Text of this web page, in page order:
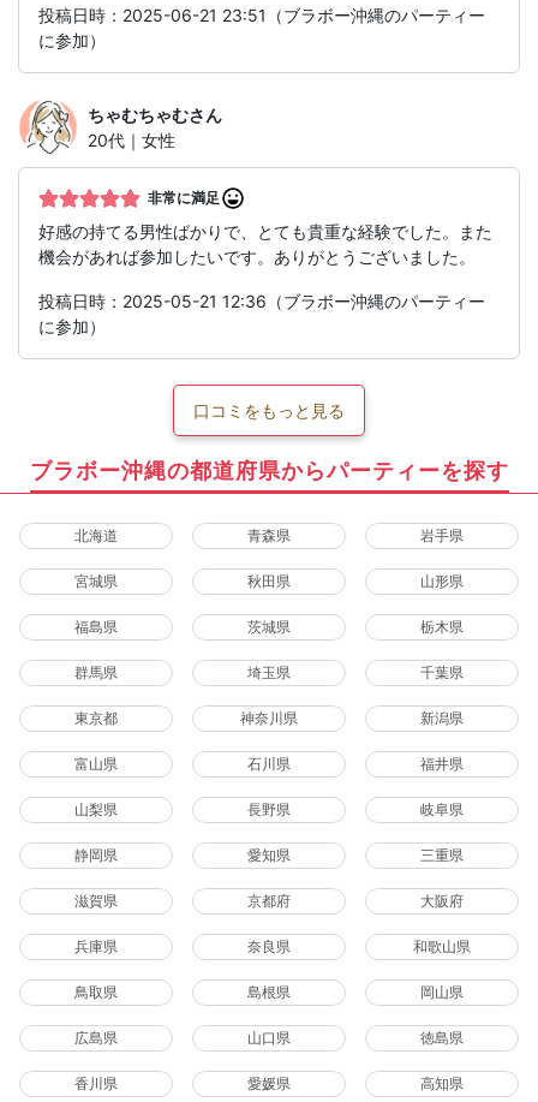
投稿日時：2025-06-21 23:51（ブラボー沖縄のパーティー
に参加）
ちゃむちゃむさん
20代｜女性
非常に満足
好感の持てる男性ばかりで、とても貴重な経験でした。また
機会があれば参加したいです。ありがとうございました。
投稿日時：2025-05-21 12:36（ブラボー沖縄のパーティー
に参加）
口コミをもっと見る
ブラボー沖縄の都道府県からパーティーを探す
北海道 青森県 岩手県
宮城県 秋田県 山形県
福島県 茨城県 栃木県
群馬県 埼玉県 千葉県
東京都 神奈川県 新潟県
富山県 石川県 福井県
山梨県 長野県 岐阜県
静岡県 愛知県 三重県
滋賀県 京都府 大阪府
兵庫県 奈良県 和歌山県
鳥取県 島根県 岡山県
広島県 山口県 徳島県
香川県 愛媛県 高知県